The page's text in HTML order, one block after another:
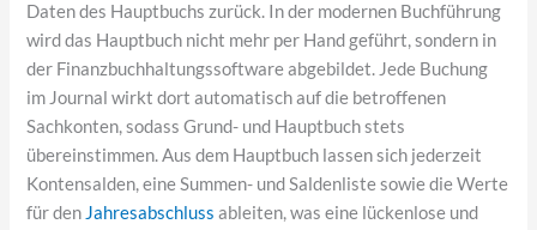
Daten des Hauptbuchs zurück. In der modernen Buchführung
wird das Hauptbuch nicht mehr per Hand geführt, sondern in
der Finanzbuchhaltungssoftware abgebildet. Jede Buchung
im Journal wirkt dort automatisch auf die betroffenen
Sachkonten, sodass Grund- und Hauptbuch stets
übereinstimmen. Aus dem Hauptbuch lassen sich jederzeit
Kontensalden, eine Summen- und Saldenliste sowie die Werte
für den Jahresabschluss ableiten, was eine lückenlose und